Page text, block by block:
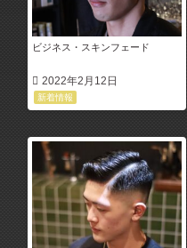
ビジネス・スキンフェード
2022年2月12日
新着情報